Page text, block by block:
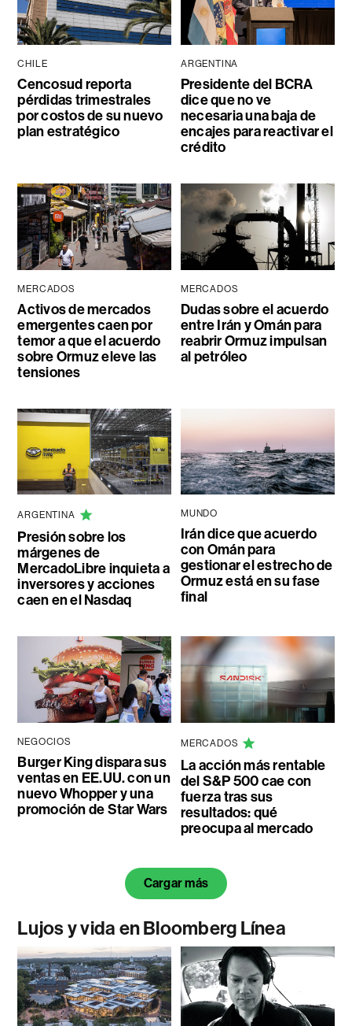
CHILE
Cencosud reporta
pérdidas trimestrales
por costos de su nuevo
plan estratégico
ARGENTINA
Presidente del BCRA
dice que no ve
necesaria una baja de
encajes para reactivar el
crédito
MERCADOS
Activos de mercados
emergentes caen por
temor a que el acuerdo
sobre Ormuz eleve las
tensiones
MERCADOS
Dudas sobre el acuerdo
entre Irán y Omán para
reabrir Ormuz impulsan
al petróleo
ARGENTINA
Presión sobre los
márgenes de
MercadoLibre inquieta a
inversores y acciones
caen en el Nasdaq
MUNDO
Irán dice que acuerdo
con Omán para
gestionar el estrecho de
Ormuz está en su fase
final
NEGOCIOS
Burger King dispara sus
ventas en EE.UU. con un
nuevo Whopper y una
promoción de Star Wars
MERCADOS
La acción más rentable
del S&P 500 cae con
fuerza tras sus
resultados: qué
preocupa al mercado
Cargar más
Lujos y vida en Bloomberg Línea